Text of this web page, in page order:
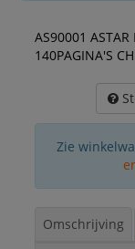
AS90001 ASTAR
140PAGINA'S
Zie
Omschrijving